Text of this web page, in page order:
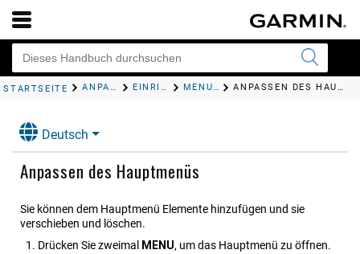
STARTSEITE ANPASSEN DES GERÄTS EINRICHTUNGSMENÜ MENÜEINSTELLUNGEN ANPASSEN DES HAUPTMENÜS
Deutsch
Anpassen des Hauptmenüs
Sie können dem Hauptmenü Elemente hinzufügen und sie
verschieben und löschen.
Drücken Sie zweimal
MENU, um das Hauptmenü zu öffnen.